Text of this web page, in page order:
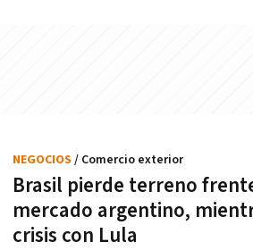
Brasil pierde terreno
mercado argentino,
crisis con Lula
NEGOCIOS / Comercio exterior